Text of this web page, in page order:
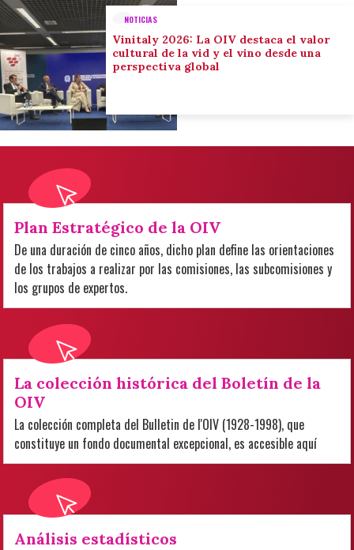
NOTICIAS
Vinitaly 2026: La OIV destaca el valor
cultural de la vid y el vino desde una
perspectiva global
Plan Estratégico de la OIV
De una duración de cinco años, dicho plan define las orientaciones
de los trabajos a realizar por las comisiones, las subcomisiones y
los grupos de expertos.
La colección histórica del Boletín de la
OIV
La colección completa del Bulletin de l'OIV (1928-1998), que
constituye un fondo documental excepcional, es accesible aquí
Análisis estadísticos